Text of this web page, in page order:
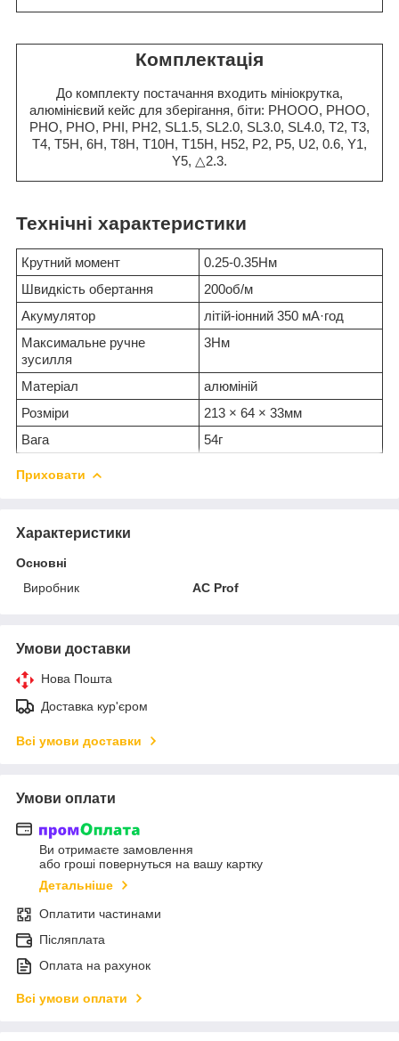
Комплектація
До комплекту постачання входить мініокрутка,
алюмінієвий кейс для зберігання, біти: PHOOO, PHOO,
PHO, PHO, PHI, PH2, SL1.5, SL2.0, SL3.0, SL4.0, T2, T3,
T4, T5H, 6H, T8H, T10H, T15H, H52, P2, P5, U2, 0.6, Y1,
Y5, △2.3.
Технічні характеристики
Крутний момент
0.25-0.35Нм
Швидкість обертання
200об/м
Акумулятор
літій-іонний 350 мА·год
Максимальне ручне
зусилля
3Нм
Матеріал
алюміній
Розміри
213 × 64 × 33мм
Вага
54г
Приховати
Характеристики
Основні
Виробник
AC Prof
Умови доставки
Нова Пошта
Доставка кур'єром
Всі умови доставки
Умови оплати
Ви отримаєте замовлення
або гроші повернуться на вашу картку
Детальніше
Оплатити частинами
Післяплата
Оплата на рахунок
Всі умови оплати